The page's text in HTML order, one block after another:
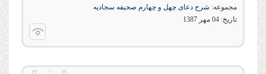
مجموعه: شرح دعای چهل و چهارم صحیفه سجادیه
تاریخ: 04 مهر 1387